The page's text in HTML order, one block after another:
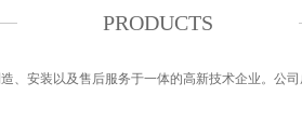
PRODUCTS
安装以及售后服务于一体的高新技术企业。